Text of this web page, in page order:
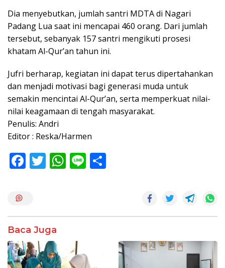
Dia menyebutkan, jumlah santri MDTA di Nagari
Padang Lua saat ini mencapai 460 orang. Dari jumlah
tersebut, sebanyak 157 santri mengikuti prosesi
khatam Al-Qur’an tahun ini.
Jufri berharap, kegiatan ini dapat terus dipertahankan
dan menjadi motivasi bagi generasi muda untuk
semakin mencintai Al-Qur’an, serta memperkuat nilai-
nilai keagamaan di tengah masyarakat.
Penulis: Andri
Editor : Reska/Harmen
F
o
o
k
T W
p
p
Li
Baca Juga